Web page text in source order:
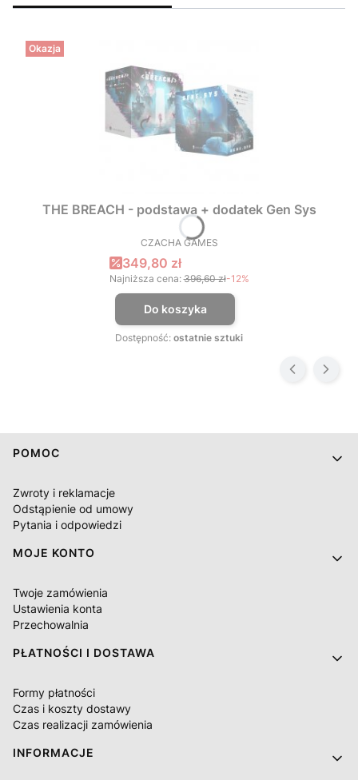
Okazja
THE BREACH - podstawa + dodatek Gen Sys
PRODUCENT
CZACHA GAMES
Cena promocyjna
349,80 zł
Najniższa cena: 396,60 zł-12%
Do koszyka
Dostępność: ostatnie sztuki
Linki w stopce
POMOC
Zwroty i reklamacje
Odstąpienie od umowy
Pytania i odpowiedzi
MOJE KONTO
Twoje zamówienia
Ustawienia konta
Przechowalnia
PŁATNOŚCI I DOSTAWA
Formy płatności
Czas i koszty dostawy
Czas realizacji zamówienia
INFORMACJE